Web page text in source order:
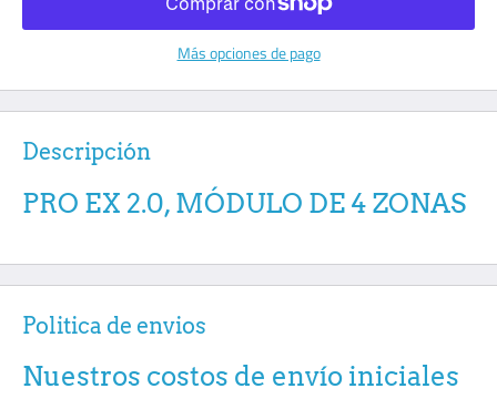
Más opciones de pago
Descripción
PRO EX 2.0, MÓDULO DE 4 ZONAS
Politica de envios
Nuestros costos de envío iniciales